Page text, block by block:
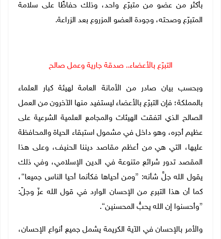
بأكثر من عضو من متبرّع واحد، وذلك حفاظًا على سلامة
المتبرّع وصحته، وجودة العضو المزروع بعد الزراعة.
التبرّع بالأعضاء.. صدقة جارية وعمل صالح
وبحسب بيان صادر من الأمانة العامة لهيئة كبار العلماء
بالمملكة؛ فإن التبرّع بالأعضاء ليستفيد منها الآخرون من العمل
الصالح الذي اتفقت الهيئات والمجامع العلمية الشرعية على
عظيم أجره، وهو داخل في مشمول استبقاء الحياة والمحافظة
عليها، التي هي من أعظم مقاصد ديننا الحنيف، وعلى هذا
المقصد تدور شرائع متنوعة في الدين الإسلامي، وفي ذلك
يقول الله جلَّ شأنه: {ومن أحياها فكأنما أحيا الناس جميعا} ،
كما أن هذا التبرع من الإحسان الوارد في قول الله عزّ وجلّ:
{وأحسنوا إن الله يحبُّ المحسنين}
.
والأمر بالإحسان في الآية الكريمة يشمل جميع أنواع الإحسان،